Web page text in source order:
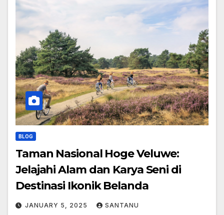
BLOG
Taman Nasional Hoge Veluwe:
Jelajahi Alam dan Karya Seni di
Destinasi Ikonik Belanda
JANUARY 5, 2025 SANTANU